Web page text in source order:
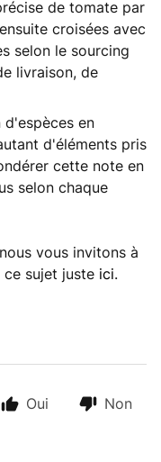
de tomate par
croisées avec
selon le sourcing
livraison, de
en
d'éléments pris
cette note en
selon chaque
vous invitons à
sujet juste ici.
Oui Non